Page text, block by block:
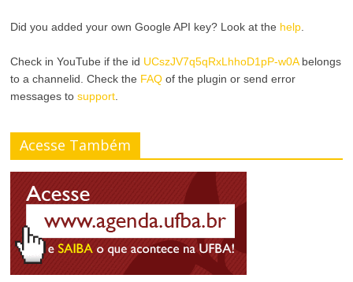
Did you added your own Google API key? Look at the help.
Check in YouTube if the id UCszJV7q5qRxLhhoD1pP-w0Abelongs
to a channelid. Check the FAQ of the plugin or send error
messages tosupport.
Acesse Também